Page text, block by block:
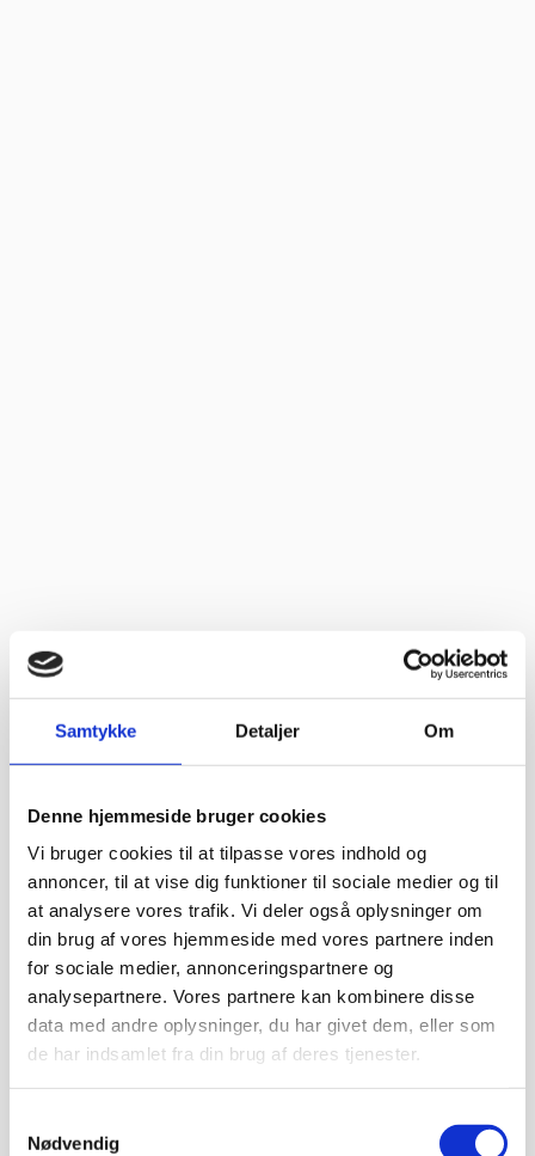
Samtykke Detaljer Om
Denne hjemmeside bruger cookies
Vi bruger cookies til at tilpasse vores indhold og
annoncer, til at vise dig funktioner til sociale medier og til
at analysere vores trafik. Vi deler også oplysninger om
din brug af vores hjemmeside med vores partnere inden
for sociale medier, annonceringspartnere og
analysepartnere. Vores partnere kan kombinere disse
data med andre oplysninger, du har givet dem, eller som
de har indsamlet fra din brug af deres tjenester.
Nødvendig